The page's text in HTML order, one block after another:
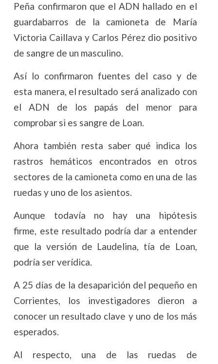
Peña confirmaron que el ADN hallado en el
guardabarros de la camioneta de María
Victoria Caillava y Carlos Pérez dio positivo
de sangre de un masculino.
Así lo confirmaron fuentes del caso y de
esta manera, el resultado será analizado con
el ADN de los papás del menor para
comprobar si es sangre de Loan.
Ahora también resta saber qué indica los
rastros hemáticos encontrados en otros
sectores de la camioneta como en una de las
ruedas y uno de los asientos.
Aunque todavía no hay una hipótesis
firme, este resultado podría dar a entender
que la versión de Laudelina, tía de Loan,
podría ser verídica.
A 25 días de la desaparición del pequeño en
Corrientes, los investigadores dieron a
conocer un resultado clave y uno de los más
esperados.
Al respecto, una de las ruedas de